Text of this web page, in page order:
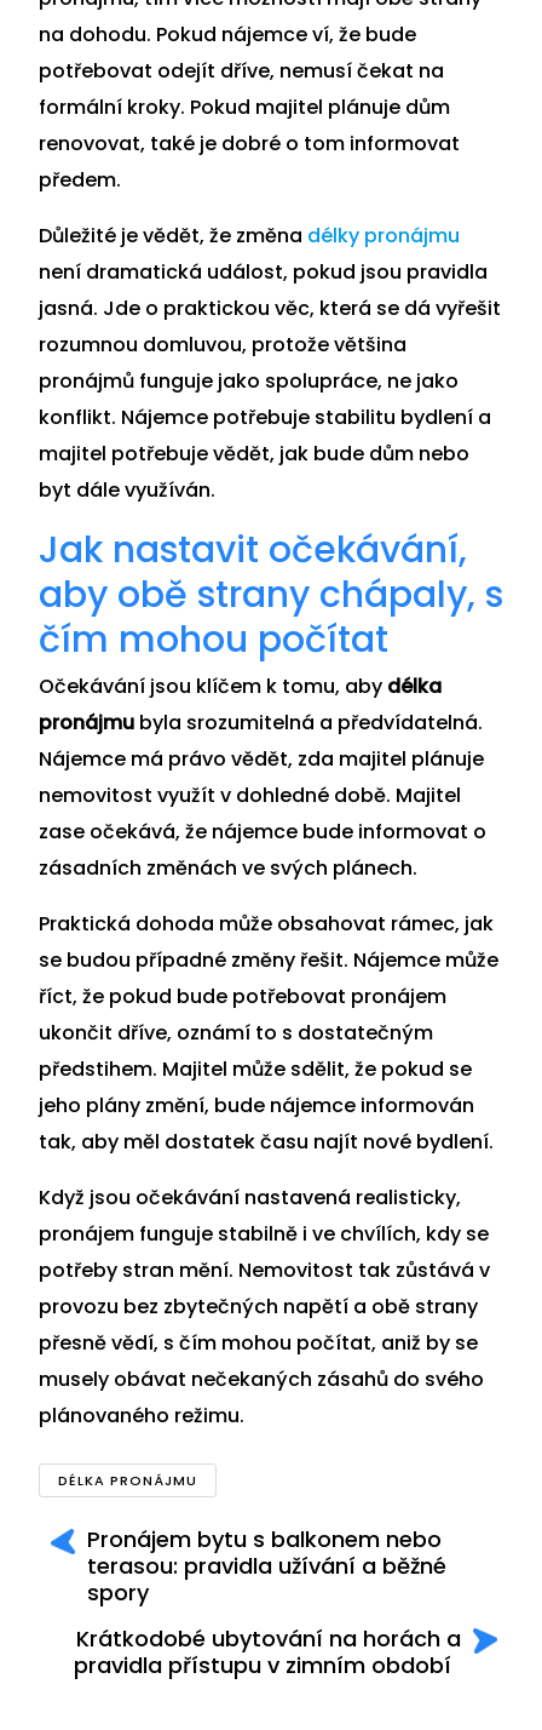
na dohodu. Pokud nájemce ví, že bude
potřebovat odejít dříve, nemusí čekat na
formální kroky. Pokud majitel plánuje dům
renovovat, také je dobré o tom informovat
předem.
Důležité je vědět, že změna délky pronájmu
není dramatická událost, pokud jsou pravidla
jasná. Jde o praktickou věc, která se dá vyřešit
rozumnou domluvou, protože většina
pronájmů funguje jako spolupráce, ne jako
konflikt. Nájemce potřebuje stabilitu bydlení a
majitel potřebuje vědět, jak bude dům nebo
byt dále využíván.
Jak nastavit očekávání,
aby obě strany chápaly, s
čím mohou počítat
Očekávání jsou klíčem k tomu, aby délka
pronájmu byla srozumitelná a předvídatelná.
Nájemce má právo vědět, zda majitel plánuje
nemovitost využít v dohledné době. Majitel
zase očekává, že nájemce bude informovat o
zásadních změnách ve svých plánech.
Praktická dohoda může obsahovat rámec, jak
se budou případné změny řešit. Nájemce může
říct, že pokud bude potřebovat pronájem
ukončit dříve, oznámí to s dostatečným
předstihem. Majitel může sdělit, že pokud se
jeho plány změní, bude nájemce informován
tak, aby měl dostatek času najít nové bydlení.
Když jsou očekávání nastavená realisticky,
pronájem funguje stabilně i ve chvílích, kdy se
potřeby stran mění. Nemovitost tak zůstává v
provozu bez zbytečných napětí a obě strany
přesně vědí, s čím mohou počítat, aniž by se
musely obávat nečekaných zásahů do svého
plánovaného režimu.
DÉLKA PRONÁJMU
Pronájem bytu s balkonem nebo
terasou: pravidla užívání a běžné
spory
Krátkodobé ubytování na horách a
pravidla přístupu v zimním období